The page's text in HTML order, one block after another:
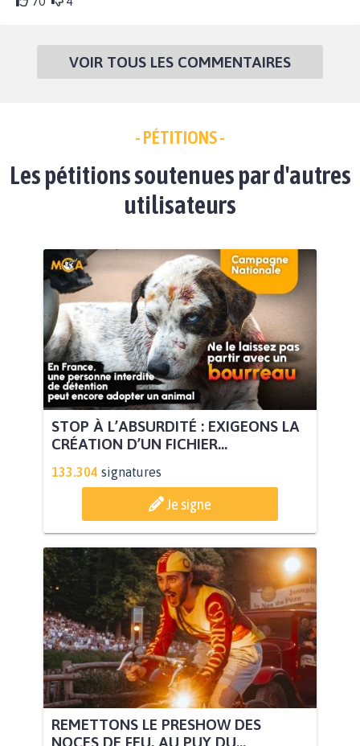
VOIR TOUS LES COMMENTAIRES
- PÉTITIONS -
Les pétitions soutenues par d'autres
utilisateurs
STOP À L’ABSURDITÉ : EXIGEONS LA
CRÉATION D’UN FICHIER...
133.304 signatures
Je signe
REMETTONS LE PRESHOW DES
NOCES DE FEU, AU PUY DU...